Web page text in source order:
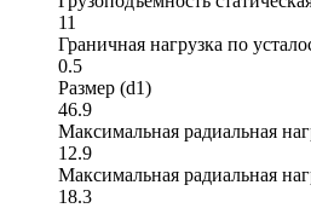
11
Граничная нагрузка по
0.5
Размер (d1)
46.9
Максимальная радиальная
12.9
Максимальная радиальная
18.3